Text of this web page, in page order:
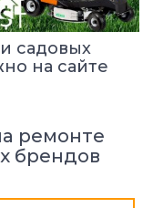
садовых
на сайте
ремонте
брендов